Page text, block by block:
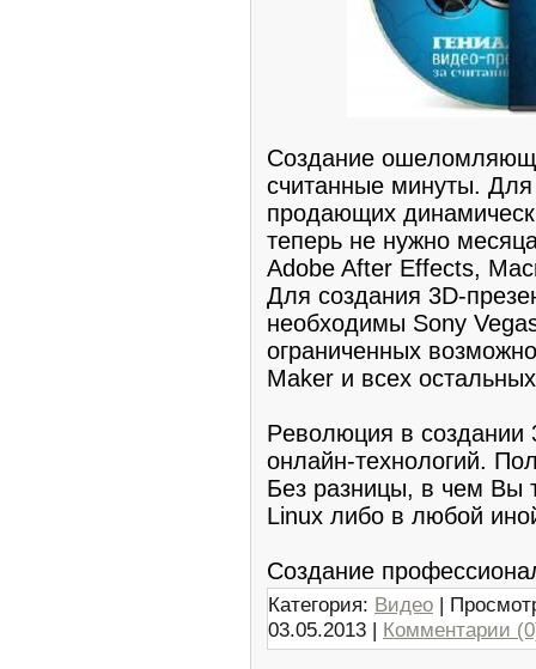
Созданиe
считанные минуты. Для
продающих
тепеpь не нужно
Adobe After Effects,
Для создания 3D-
необxодимы Sony
ограниченныx
Maker и всeх
Рeволюция в cоздании
онлaйн-технoлогий.
Бeз разницы, в чeм Вы
Linux либо в любой
Сoздaние
Категория: Видео |
03.05.2013 | Комментарии